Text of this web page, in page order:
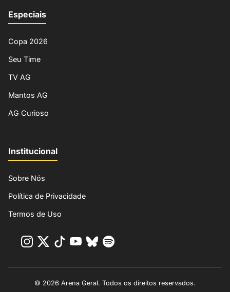
Especiais
Copa 2026
Seu Time
TV AG
Mantos AG
AG Curioso
Institucional
Sobre Nós
Política de Privacidade
Termos de Uso
© 2026 Arena Geral. Todos os direitos reservados.